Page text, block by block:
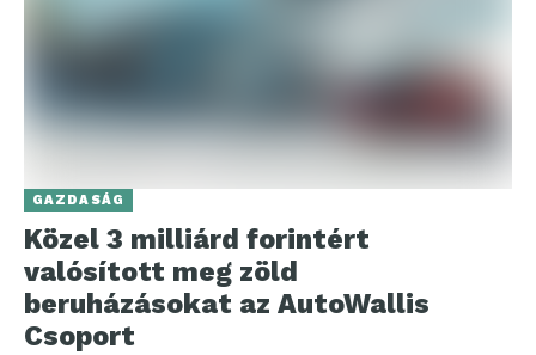
GAZDASÁG
Közel 3 milliárd forintért
valósított meg zöld
beruházásokat az AutoWallis
Csoport